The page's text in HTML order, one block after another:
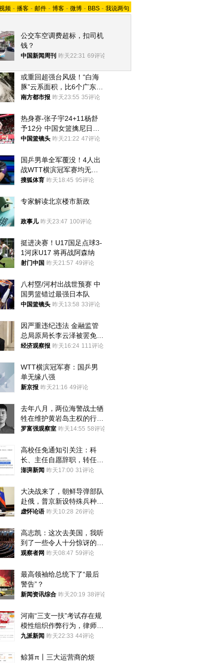
频 - 播客 - 邮件 - 博客 - 微博 - BBS - 我说两句
公交车空调费超标，扣司机
钱？
中国新闻周刊 昨天22:31 69评论
或重回超强台风级！“白海
豚”云系面积，比6个广东还
大！深圳官方：注意这件事
南方都市报 昨天23:55 35评论
热身赛-张子宇24+11杨舒
予12分 中国女篮擒尼日利
亚
中国篮镜头 昨天21:22 47评论
国乒男单全军覆没！4人出
战WTT横滨冠军赛均无缘
八强
搜狐体育 昨天18:45 95评论
专家解读北京楼市新政
政事儿 昨天23:47 100评论
挺进决赛！U17国足点球3-
1河床U17 将再战阿森纳
射门中国 昨天21:57 49评论
八村塁/河村出战世预赛 中
国男篮错过最强日本队
中国篮镜头 昨天13:58 33评论
因严重违纪违法 金融监管
总局原局长李云泽被罢免全
国人大代表
经济观察报 昨天16:24 111评论
WTT横滨冠军赛：国乒男
单无缘八强
新京报 昨天21:16 49评论
去年八月，两位海警战士牺
牲在维护黄岩岛主权的行动
中
罗富强观察室 昨天14:55 58评论
高校任免通知引关注：科
长、主任自愿辞职，转任思
政辅导员
澎湃新闻 昨天17:00 31评论
大决战来了，朝鲜导弹部队
赴俄，普京新设特殊兵种，
76岁老将扛旗
虚怀论语 昨天10:28 26评论
高志凯：这次去美国，我听
到了一些令人十分惊讶的消
息
观察者网 昨天08:47 59评论
最高领袖给总统下了“最后
警告”？
新闻资讯综合 昨天20:19 38评论
河南“三支一扶”考试存在规
模性组织作弊行为，律师：
涉嫌非法获取国家秘密罪等
九派新闻 昨天22:33 44评论
鲸算π丨三大运营商的烦